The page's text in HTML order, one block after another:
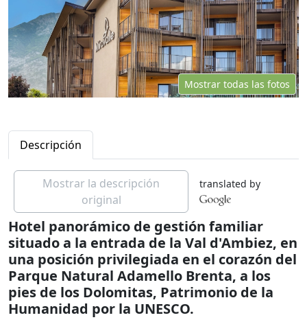
Mostrar todas las fotos
Descripción
Mostrar la descripción
original
translated by
Hotel panorámico de gestión familiar
situado a la entrada de la Val d'Ambiez, en
una posición privilegiada en el corazón del
Parque Natural Adamello Brenta, a los
pies de los Dolomitas, Patrimonio de la
Humanidad por la UNESCO.